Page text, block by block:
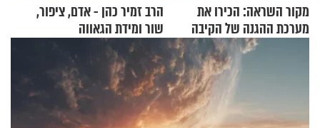
מקור השראה: הכירו את
מערכת ההגנה של הקיבה
הרב זמיר כהן - אדם, ציפור,
שור ומידת הגאווה